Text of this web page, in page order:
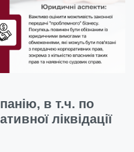
в т.ч. по
ліквідації